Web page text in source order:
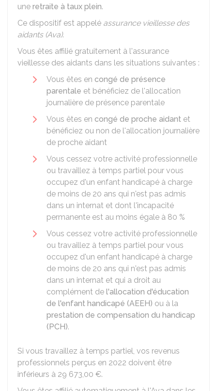
une retraite à taux plein.
Ce dispositif est appelé assurance vieillesse des
aidants (Ava).
Vous êtes affilié gratuitement à l'assurance
vieillesse des aidants dans les situations suivantes :
Vous êtes en congé de présence
parentale et bénéficiez de l'allocation
journalière de présence parentale
Vous êtes en congé de proche aidant et
bénéficiez ou non de l'allocation journalière
de proche aidant
Vous cessez votre activité professionnelle
ou travaillez à temps partiel pour vous
occupez d'un enfant handicapé à charge
de moins de 20 ans qui n'est pas admis
dans un internat et dont l'incapacité
permanente est au moins égale à 80 %
Vous cessez votre activité professionnelle
ou travaillez à temps partiel pour vous
occupez d'un enfant handicapé à charge
de moins de 20 ans qui n'est pas admis
dans un internat et qui a droit au
complément de l'allocation d'éducation
de l'enfant handicapé (AEEH) ou à la
prestation de compensation du handicap
(PCH).
Si vous travaillez à temps partiel, vos revenus
professionnels perçus en 2022 doivent être
inférieurs à 29 673,00 €.